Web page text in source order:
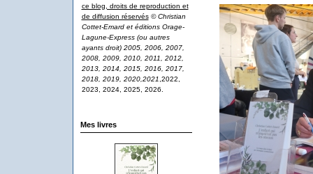
ce blog, droits de reproduction et
de diffusion réservés © Christian
Cottet-Emard et éditions Orage-
Lagune-Express (ou autres
ayants droit) 2005, 2006, 2007,
2008, 2009, 2010, 2011, 2012,
2013, 2014, 2015, 2016, 2017,
2018, 2019, 2020,2021 ,2022,
2023, 2024, 2025, 2026.
Mes livres